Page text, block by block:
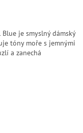
je smyslný dámský
tóny moře s jemnými
a zanechá